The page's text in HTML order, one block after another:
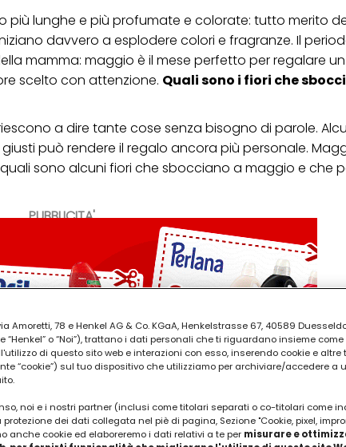
PUBBLICITA'
più lunghe e più profumate e colorate: tutto merito
davvero a esplodere colori e fragranze. Il
mamma: maggio è il mese perfetto per regalare un
scelto con attenzione. Quali sono i fiori che
a dire tante cose senza bisogno di parole.
può rendere il regalo ancora più personale.
sono alcuni fiori che sbocciano a maggio e che
Amoretti, 78 e Henkel AG & Co. KGaA, Henkelstrasse 67, 40589
“Henkel” o “Noi”), trattano i dati personali che ti riguardano insieme
di questo sito web e interazioni con esso, inserendo cookie e altre
“cookie”) sul tuo dispositivo che utilizziamo per archiviare/accedere a
noi e i nostri partner (inclusi come titolari separati o co-titolari come
dei dati collegata nel piè di pagina, Sezione "Cookie, pixel,
anche cookie ed elaboreremo i dati relativi a te per misurare e